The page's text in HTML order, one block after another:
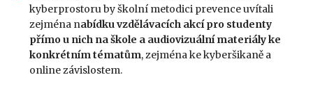
kyberprostoru by školní metodici prevence uvítali
zejména nabídku vzdělávacích akcí pro studenty
přímo u nich na škole a audiovizuální materiály ke
konkrétním tématům, zejména ke kyberšikaně a
online závislostem.